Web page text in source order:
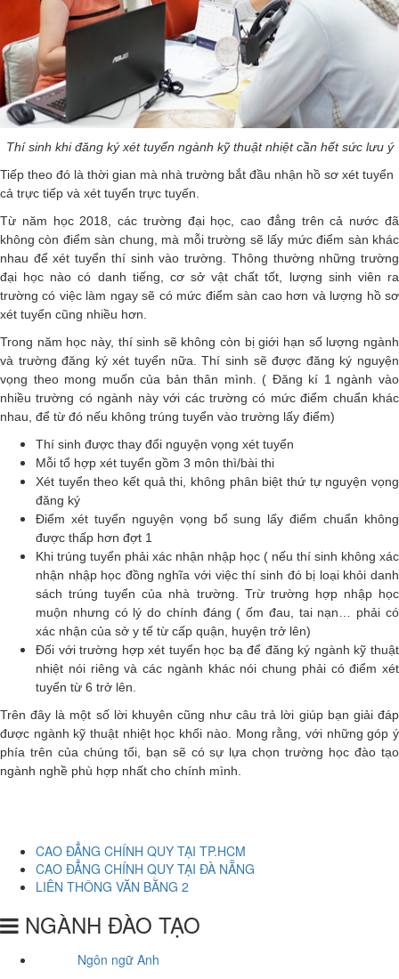
Thí sinh khi đăng ký xét tuyển ngành kỹ thuật nhiệt cần hết sức lưu ý
Tiếp theo đó là thời gian mà nhà trường bắt đầu nhận hồ sơ xét tuyển
cả trực tiếp và xét tuyển trực tuyến.
Từ năm học 2018, các trường đại học, cao đẳng trên cả nước đã
không còn điểm sàn chung, mà mỗi trường sẽ lấy mức điểm sàn khác
nhau để xét tuyển thí sinh vào trường. Thông thường những trường
đại học nào có danh tiếng, cơ sở vật chất tốt, lượng sinh viên ra
trường có việc làm ngay sẽ có mức điểm sàn cao hơn và lượng hồ sơ
xét tuyển cũng nhiều hơn.
Trong năm học này, thí sinh sẽ không còn bị giới hạn số lượng ngành
và trường đăng ký xét tuyển nữa. Thí sinh sẽ được đăng ký nguyện
vọng theo mong muốn của bản thân mình. ( Đăng kí 1 ngành vào
nhiều trường có ngành này với các trường có mức điểm chuẩn khác
nhau, để từ đó nếu không trúng tuyển vào trường lấy điểm)
Thí sinh được thay đổi nguyện vọng xét tuyển
Mỗi tổ hợp xét tuyển gồm 3 môn thì/bài thi
Xét tuyển theo kết quả thi, không phân biệt thứ tự nguyện vọng
đăng ký
Điểm xét tuyển nguyện vọng bổ sung lấy điểm chuẩn không
được thấp hơn đợt 1
Khi trúng tuyển phải xác nhận nhập học ( nếu thí sinh không xác
nhận nhập học đồng nghĩa với việc thí sinh đó bị loại khỏi danh
sách trúng tuyển của nhà trường. Trừ trường hợp nhập học
muộn nhưng có lý do chính đáng ( ốm đau, tai nạn… phải có
xác nhận của sở y tế từ cấp quận, huyện trở lên)
Đối với trường hợp xét tuyển học bạ để đăng ký ngành kỹ thuật
nhiệt nói riêng và các ngành khác nói chung phải có điểm xét
tuyển từ 6 trở lên.
Trên đây là một số lời khuyên cũng như câu trả lời giúp bạn giải đáp
được ngành kỹ thuật nhiệt học khối nào. Mong rằng, với những góp ý
phía trên của chúng tối, bạn sẽ có sự lựa chọn trường học đào tạo
ngành nghề phù hợp nhất cho chính mình.
CAO ĐẲNG CHÍNH QUY TẠI TP.HCM
CAO ĐẲNG CHÍNH QUY TẠI ĐÀ NẴNG
LIÊN THÔNG VĂN BẰNG 2
NGÀNH ĐÀO TẠO
Ngôn ngữ Anh